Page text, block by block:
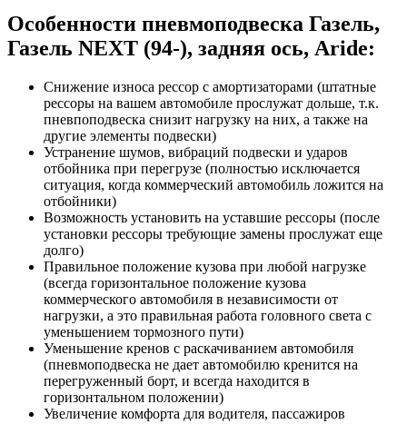
Особенности пневмоподвеска Газель,
Газель NEXT (94-), задняя ось, Aride:
Снижение износа рессор с амортизаторами (штатные
рессоры на вашем автомобиле прослужат дольше, т.к.
пневпоподвеска снизит нагрузку на них, а также на
другие элементы подвески)
Устранение шумов, вибраций подвески и ударов
отбойника при перегрузе (полностью исключается
ситуация, когда коммерческий автомобиль ложится на
отбойники)
Возможность установить на уставшие рессоры (после
установки рессоры требующие замены прослужат еще
долго)
Правильное положение кузова при любой нагрузке
(всегда горизонтальное положение кузова
коммерческого автомобиля в независимости от
нагрузки, а это правильная работа головного света с
уменьшением тормозного пути)
Уменьшение кренов с раскачиванием автомобиля
(пневмоподвеска не дает автомобилю кренится на
перегруженный борт, и всегда находится в
горизонтальном положении)
Увеличение комфорта для водителя, пассажиров